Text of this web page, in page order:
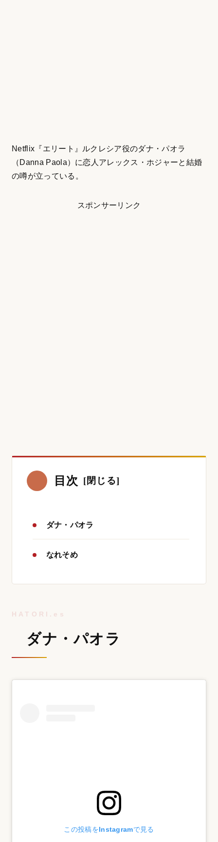
Netflix『エリート』ルクレシア役のダナ・パオラ
（Danna Paola）に恋人アレックス・ホジャーと結婚
の噂が立っている。
スポンサーリンク
目次
ダナ・パオラ
なれそめ
ダナ・パオラ
この投稿をInstagramで見る